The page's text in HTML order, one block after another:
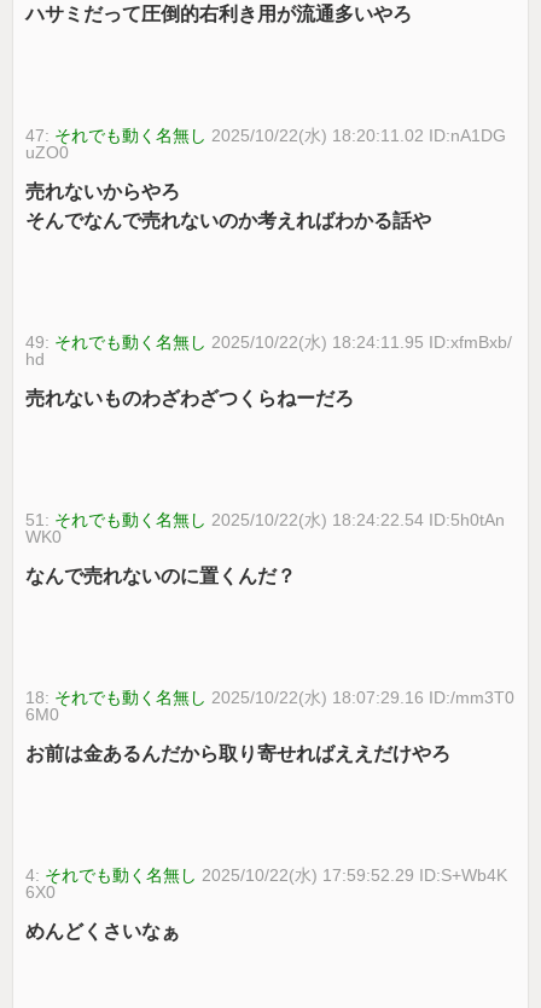
ハサミだって圧倒的右利き用が流通多いやろ
47: それでも動く名無し 2025/10/22(水) 18:20:11.02 ID:nA1DG
uZO0
売れないからやろ
そんでなんで売れないのか考えればわかる話や
49: それでも動く名無し 2025/10/22(水) 18:24:11.95 ID:xfmBxb/
hd
売れないものわざわざつくらねーだろ
51: それでも動く名無し 2025/10/22(水) 18:24:22.54 ID:5h0tAn
WK0
なんで売れないのに置くんだ？
18: それでも動く名無し 2025/10/22(水) 18:07:29.16 ID:/mm3T0
6M0
お前は金あるんだから取り寄せればええだけやろ
4: それでも動く名無し 2025/10/22(水) 17:59:52.29 ID:S+Wb4K
6X0
めんどくさいなぁ